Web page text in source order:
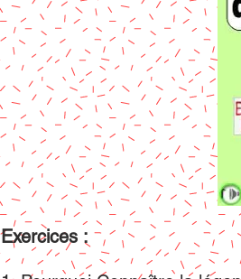
Exercices :